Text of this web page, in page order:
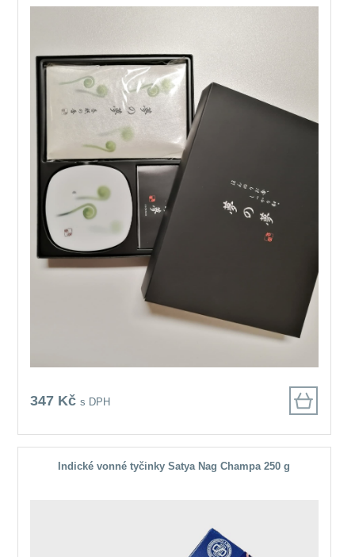
347 Kčs DPH
Indické vonné tyčinky Satya Nag Champa 250 g